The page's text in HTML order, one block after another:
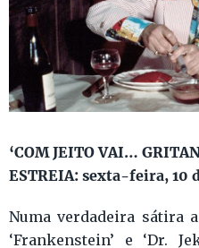
‘COM JEITO VAI…
ESTREIA: sexta-feira, 10
Numa verdadeira sátira
‘Frankenstein’ e ‘Dr.